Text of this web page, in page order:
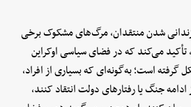
زندانی شدن منتقدان، مرگ‌های مشکوک برخی
تأکید می‌کند که در فضای سیاسی اوکراین
است؛ به‌گونه‌ای که بسیاری از افراد،
جنگ یا رفتارهای دولت انتقاد کنند،